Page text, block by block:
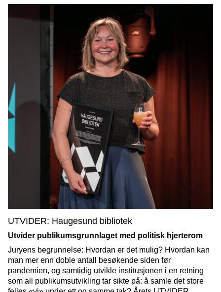
UTVIDER: Haugesund bibliotek
Utvider publikumsgrunnlaget med politisk hjerterom
Juryens begrunnelse: Hvordan er det mulig? Hvordan kan
man mer enn doble antall besøkende siden før
pandemien, og samtidig utvikle institusjonen i en retning
som all publikumsutvikling tar sikte på: å samle det store